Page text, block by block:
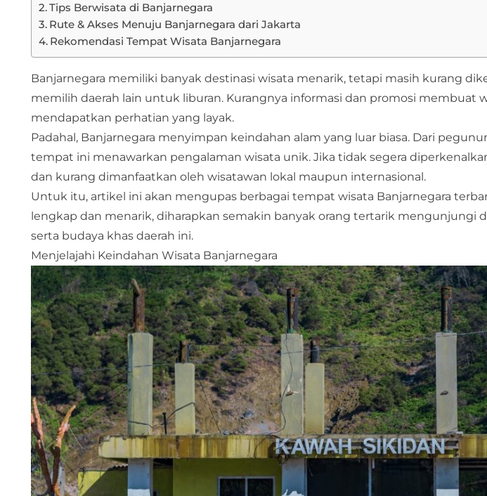
Tips Berwisata di Banjarnegara
Rute & Akses Menuju Banjarnegara dari Jakarta
Rekomendasi Tempat Wisata Banjarnegara
Banjarnegara memiliki banyak destinasi wisata menarik, tetapi masih kurang
memilih daerah lain untuk liburan. Kurangnya informasi dan promosi membuat
mendapatkan perhatian yang layak.
Padahal, Banjarnegara menyimpan keindahan alam yang luar biasa. Dari
tempat ini menawarkan pengalaman wisata unik. Jika tidak segera
dan kurang dimanfaatkan oleh wisatawan lokal maupun internasional.
Untuk itu, artikel ini akan mengupas berbagai tempat wisata Banjarnegara
lengkap dan menarik, diharapkan semakin banyak orang tertarik mengunjungi
serta budaya khas daerah ini.
Menjelajahi Keindahan Wisata Banjarnegara